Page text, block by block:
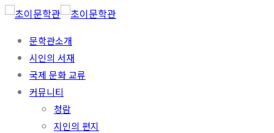
Skip
content문학관소개
시인의 서재
국제 문화 교류
커뮤니티
청람
지인의 편지